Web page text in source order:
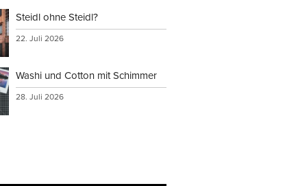
Steidl ohne Steidl?
22. Juli 2026
Washi und Cotton mit Schimmer
28. Juli 2026